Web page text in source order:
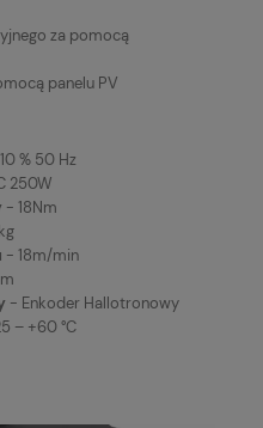
za pomocą
panelu PV
% 50 Hz
250W
- 18Nm
- 18m/min
- Enkoder Hallotronowy
– +60 °C